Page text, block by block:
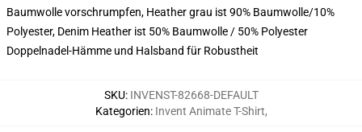
Baumwolle vorschrumpfen, Heather grau ist 90% Baumwolle/10%
Polyester, Denim Heather ist 50% Baumwolle / 50% Polyester
Doppelnadel-Hämme und Halsband für Robustheit
SKU: INVENST-82668-DEFAULT
Kategorien: Invent Animate T-Shirt,